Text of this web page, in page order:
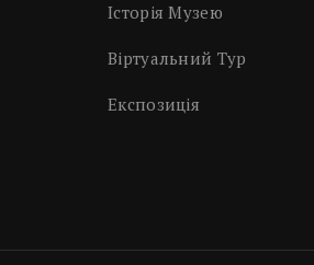
Історія Музею
Віртуальний Тур
Експозиція